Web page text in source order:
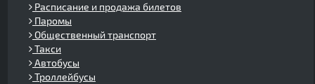
Расписание и продажа билетов
Паромы
Общественный транспорт
Такси
Автобусы
Троллейбусы